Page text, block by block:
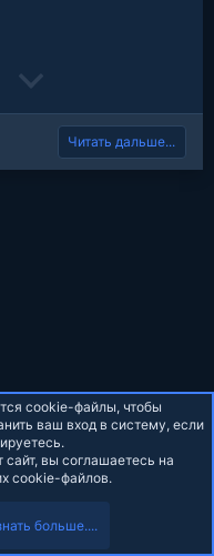
o
w
Читать дальше...
Верх
cookie-файлы, чтобы
ваш вход в систему, если
вы соглашаетесь на
cookie-файлов.
больше....